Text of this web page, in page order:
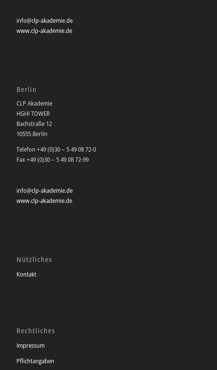
info@clp-akademie.de
www.clp-akademie.de
Berlin
CLP Akademie
HGHI TOWER
Bachstraße 12
10555 Berlin
Telefon +49 (0)30 – 5 49 08 72-0
Fax +49 (0)30 – 5 49 08 72-99
info@clp-akademie.de
www.clp-akademie.de
Nützliches
Kontakt
Rechtliches
Impressum
Pflichtangaben